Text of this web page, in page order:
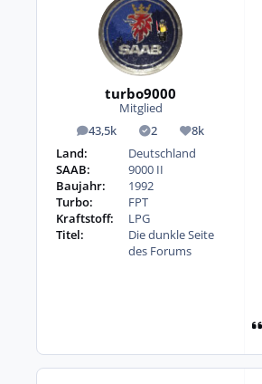
turbo9000
Mitglied
43,5k
Beiträge 2
Lösungen
8k
Reputation
Land:
Deutschland
SAAB:
9000 II
Baujahr:
1992
Turbo:
FPT
Kraftstoff:
LPG
Titel:
Die dunkle Seite
des Forums